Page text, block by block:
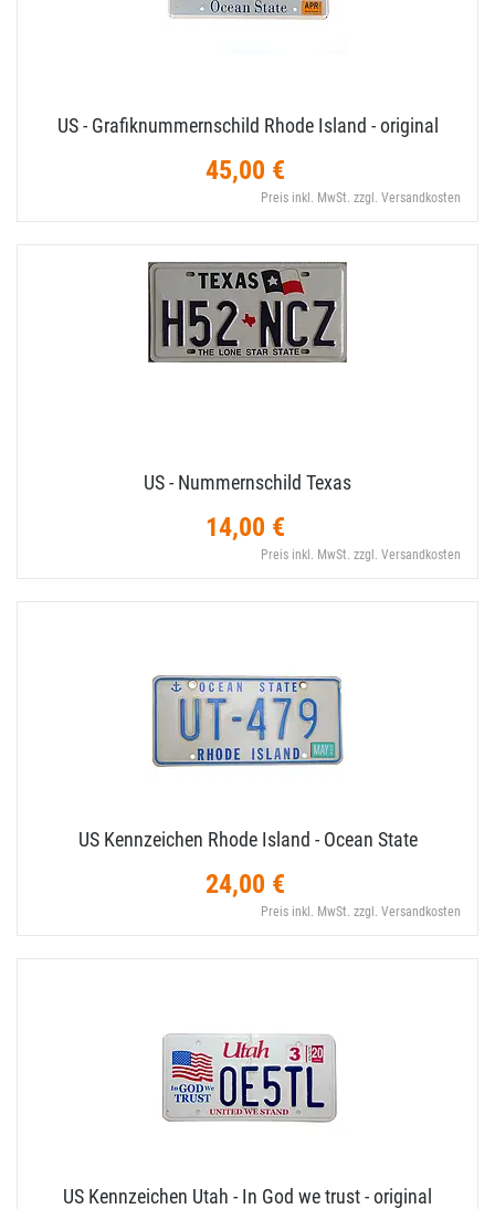
US - Grafiknummernschild Rhode Island - original
45,00 €
Preis inkl. MwSt. zzgl. Versandkosten
US - Nummernschild Texas
14,00 €
Preis inkl. MwSt. zzgl. Versandkosten
US Kennzeichen Rhode Island - Ocean State
24,00 €
Preis inkl. MwSt. zzgl. Versandkosten
US Kennzeichen Utah - In God we trust - original